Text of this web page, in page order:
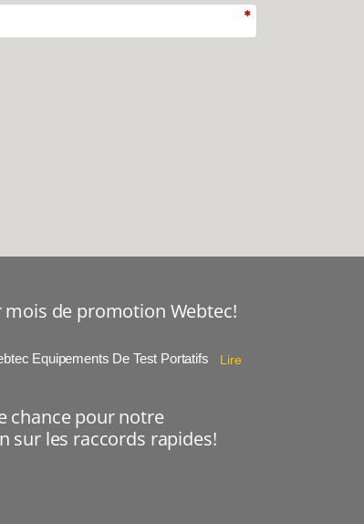
mois de promotion Webtec!
Equipements De Test Portatifs
Lire
chance pour notre
sur les raccords rapides!